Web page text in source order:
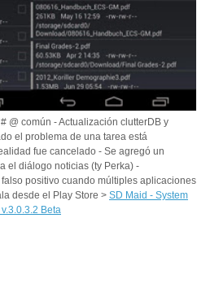
@ común - Actualización clutterDB y
el problema de una tarea está
fue cancelado - Se agregó un
el diálogo noticias (ty Perka) -
positivo cuando múltiples aplicaciones
desde el Play Store > SD Maid - System
Beta